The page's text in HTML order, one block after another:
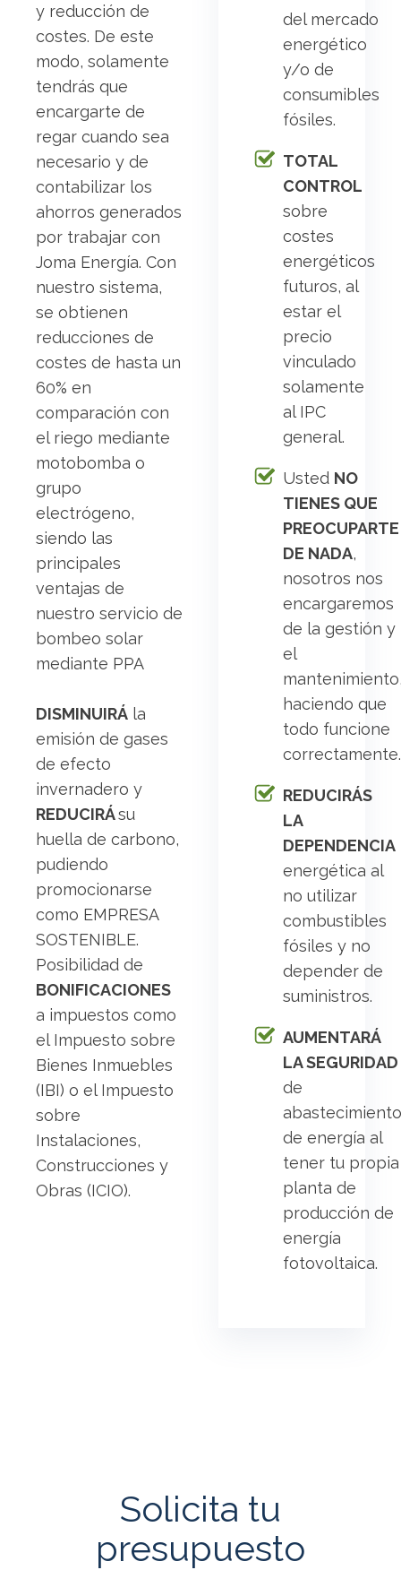
y reducción de
costes. De este
modo, solamente
tendrás que
encargarte de
regar cuando sea
necesario y de
contabilizar los
ahorros generados
por trabajar con
Joma Energía. Con
nuestro sistema,
se obtienen
reducciones de
costes de hasta un
60% en
comparación con
el riego mediante
motobomba o
grupo
electrógeno,
siendo las
principales
ventajas de
nuestro servicio de
bombeo solar
mediante PPA
DISMINUIRÁ la
emisión de gases
de efecto
invernadero y
REDUCIRÁsu
huella de carbono,
pudiendo
promocionarse
como EMPRESA
SOSTENIBLE.
Posibilidad de
BONIFICACIONES
a impuestos como
el Impuesto sobre
Bienes Inmuebles
(IBI) o el Impuesto
sobre
Instalaciones,
Construcciones y
Obras (ICIO).
del mercado
energético
y/o de
consumibles
fósiles.
TOTAL
CONTROL
sobre
costes
energéticos
futuros, al
estar el
precio
vinculado
solamente
al IPC
general.
Usted NO
TIENES QUE
PREOCUPARTE
DE NADA,
nosotros nos
encargaremos
de la gestión y
el
haciendo que
todo funcione
correctamente.
REDUCIRÁS
LA
DEPENDENCIA
energética al
no utilizar
combustibles
fósiles y no
depender de
suministros.
AUMENTARÁ
LA SEGURIDAD
de
abastecimiento
de energía al
tener tu propia
planta de
producción de
energía
fotovoltaica.
Solicita tu
presupuesto